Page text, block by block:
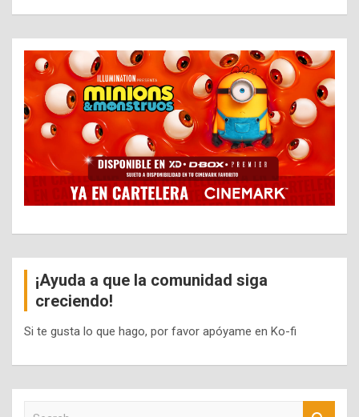
¡Ayuda a que la comunidad siga
creciendo!
Si te gusta lo que hago, por favor apóyame en Ko-fi